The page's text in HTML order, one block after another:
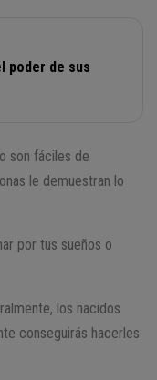
poder de sus
son fáciles de
le demuestran lo
por tus sueños o
los nacidos
conseguirás hacerles